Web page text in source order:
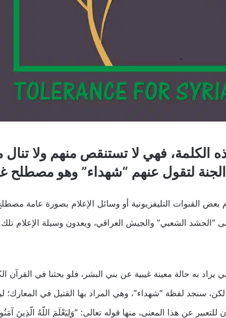
الكلمة، فهي لا تستنقص منهم ولا
لتقول عنهم “شهداء” وهو مصطلح
القنوات التليفزيونية أو وسائل الإعلام بصورة عامة
“الحشد الشعبي” والجيش العراقي، ويعدون وسيلة الإعلام
به حالة معينة غيبية عن بني البشر، فلو بحثنا في القرآن
سنجد لفظة “شهداء”، وهي المراد بها القتيل في
عن هذا المعنى، منها قوله تعالى: “وَلِيَعْلَمَ اللّهُ الّذِينَ